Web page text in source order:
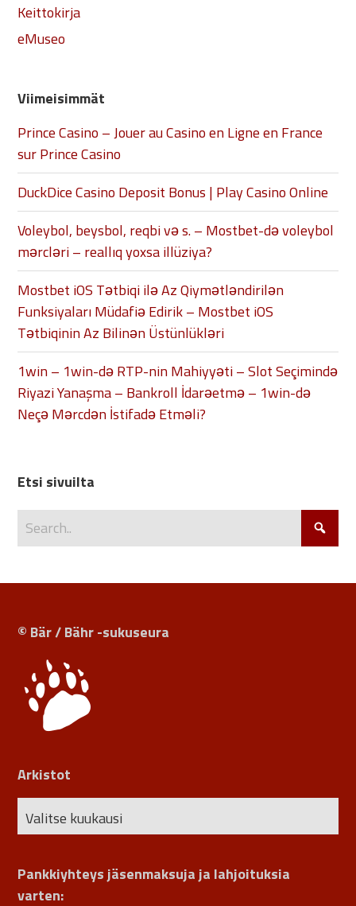
Keittokirja
eMuseo
Viimeisimmät
Prince Casino – Jouer au Casino en Ligne en France
sur Prince Casino
DuckDice Casino Deposit Bonus | Play Casino Online
Voleybol, beysbol, reqbi və s. – Mostbet-də voleybol
mərcləri – reallıq yoxsa illüziya?
Mostbet iOS Tətbiqi ilə Az Qiymətləndirilən
Funksiyaları Müdafiə Edirik – Mostbet iOS
Tətbiqinin Az Bilinən Üstünlükləri
1win – 1win-də RTP-nin Mahiyyəti – Slot Seçimində
Riyazi Yanaşma – Bankroll İdarəetmə – 1win-də
Neçə Mərcdən İstifadə Etməli?
Etsi sivuilta
© Bär / Bähr -sukuseura
Arkistot
Pankkiyhteys jäsenmaksuja ja lahjoituksia
varten: